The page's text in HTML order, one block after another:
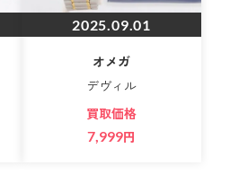
2025.09.01
オメガ
デヴィル
買取価格
7,999円